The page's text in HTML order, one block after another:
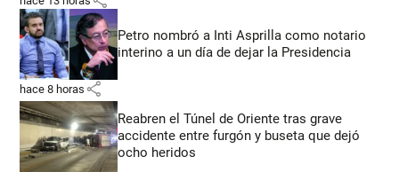
Petro nombró a Inti Asprilla como notario
interino a un día de dejar la Presidencia
hace 8 horas share
Reabren el Túnel de Oriente tras grave
accidente entre furgón y buseta que dejó
ocho heridos